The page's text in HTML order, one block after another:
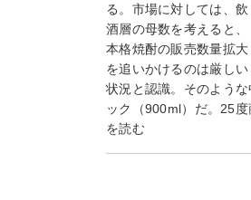
る。市場に対しては、飲
酒層の母数を考えると、
本格焼酎の販売数量拡大
を追いかけるのは厳しい
状況と認識。そのよう
ック（900ml）だ。25
を読む